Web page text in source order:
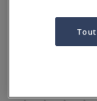
300
tout